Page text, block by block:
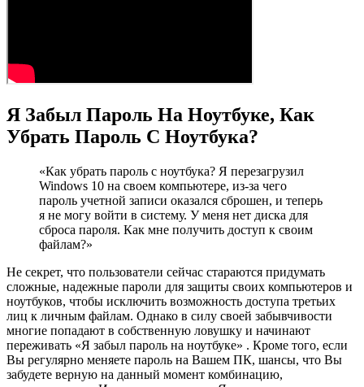
Я Забыл Пароль На Ноутбуке, Как
Убрать Пароль С Ноутбука?
«Как убрать пароль с ноутбука? Я перезагрузил
Windows 10 на своем компьютере, из-за чего
пароль учетной записи оказался сброшен, и теперь
я не могу войти в систему. У меня нет диска для
сброса пароля. Как мне получить доступ к своим
файлам?»
Не секрет, что пользователи сейчас стараются придумать
сложные, надежные пароли для защиты своих компьютеров и
ноутбуков, чтобы исключить возможность доступа третьих
лиц к личным файлам. Однако в силу своей забывчивости
многие попадают в собственную ловушку и начинают
переживать «Я забыл пароль на ноутбуке» . Кроме того, если
Вы регулярно меняете пароль на Вашем ПК, шансы, что Вы
забудете верную на данный момент комбинацию,